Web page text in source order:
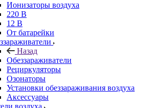
Ионизаторы воздуха
220 В
12 В
От батарейки
Назад
Обеззараживатели
Рециркуляторы
Озонаторы
Установки обеззараживания воздуха
Аксессуары
воздуха